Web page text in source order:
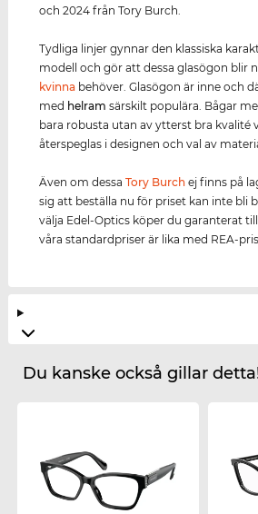
och 2024 från Tory Burch.
Tydliga linjer gynnar den klassiska
modell och gör att dessa glasögon blir
kvinna behöver. Glasögon är inne och
med helram särskilt populära. Bågar
bara robusta utan av ytterst bra kvalité
återspeglas i designen och val av
Även om dessaTory Burch ej finns på
sig att beställa nu för priset kan inte bli
välja Edel-Optics köper du garanterat
våra standardpriser är lika med REA-
Du kanske också gillar